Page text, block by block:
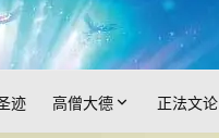
迹 高僧大德 正法文论